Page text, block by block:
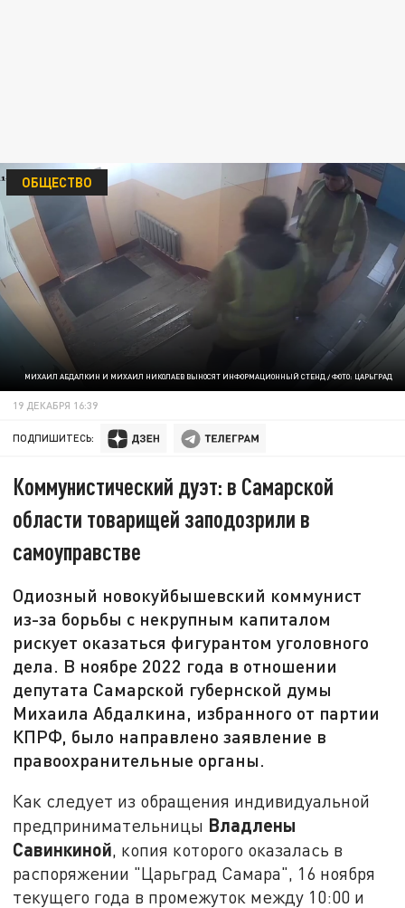
МИХАИЛ АБДАЛКИН И МИХАИЛ НИКОЛАЕВ ВЫНОСЯТ ИНФОРМАЦИОННЫЙ СТЕНД / ФОТО: ЦАРЬГРАД
ОБЩЕСТВО
19 ДЕКАБРЯ 16:39
ПОДПИШИТЕСЬ:
Коммунистический дуэт: в Самарской
области товарищей заподозрили в
самоуправстве
Одиозный новокуйбышевский коммунист
из-за борьбы с некрупным капиталом
рискует оказаться фигурантом уголовного
дела. В ноябре 2022 года в отношении
депутата Самарской губернской думы
Михаила Абдалкина, избранного от партии
КПРФ, было направлено заявление в
правоохранительные органы.
Как следует из обращения индивидуальной
предпринимательницы Владлены
Савинкиной, копия которого оказалась в
распоряжении "Царьград Самара", 16 ноября
текущего года в промежуток между 10:00 и